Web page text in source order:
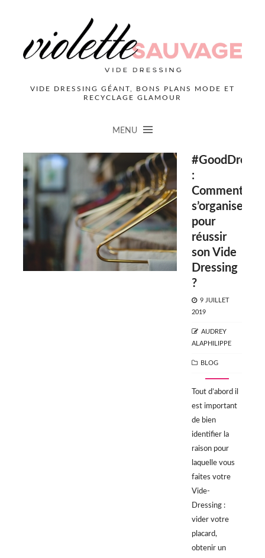
VIDE DRESSING GÉANT, BONS PLANS MODE ET
RECYCLAGE GLAMOUR
MENU
:
Comment
s’organiser
pour
réussir
son Vide
Dressing
?
POSTED
ON
9 JUILLET
2019
AUTHOR
AUDREY
ALAPHILIPPE
CATEGORIES
BLOG
Tout d’abord il
est important
de bien
identifier la
raison pour
laquelle vous
faites votre
Vide-
Dressing :
vider votre
placard,
obtenir un